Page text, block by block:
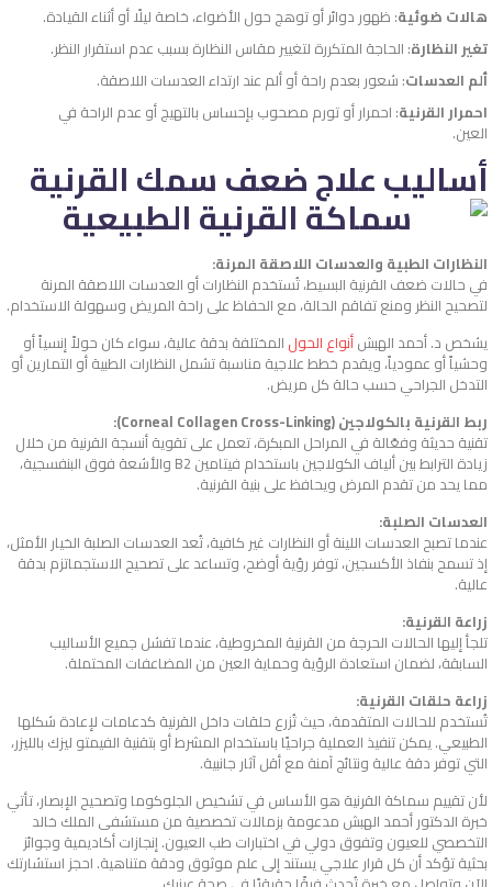
هالات ضوئية: ظهور دوائر أو توهج حول الأضواء، خاصة ليلًا أو أثناء القيادة.
تغير النظارة: الحاجة المتكررة لتغيير مقاس النظارة بسبب عدم استقرار النظر.
ألم العدسات: شعور بعدم راحة أو ألم عند ارتداء العدسات اللاصقة.
احمرار القرنية: احمرار أو تورم مصحوب بإحساس بالتهيج أو عدم الراحة في
العين.
أساليب علاج ضعف سمك القرنية
النظارات الطبية والعدسات اللاصقة المرنة:
في حالات ضعف القرنية البسيط، تُستخدم النظارات أو العدسات اللاصقة المرنة
لتصحيح النظر ومنع تفاقم الحالة، مع الحفاظ على راحة المريض وسهولة الاستخدام.
يشخص د. أحمد الهبشأنواع الحول المختلفة بدقة عالية، سواء كان حولاً إنسياً أو
وحشياً أو عمودياً، ويقدم خطط علاجية مناسبة تشمل النظارات الطبية أو التمارين أو
التدخل الجراحي حسب حالة كل مريض.
ربط القرنية بالكولاجين (Corneal Collagen Cross-Linking):
تقنية حديثة وفعّالة في المراحل المبكرة، تعمل على تقوية أنسجة القرنية من خلال
زيادة الترابط بين ألياف الكولاجين باستخدام فيتامين B2 والأشعة فوق البنفسجية،
مما يحد من تقدم المرض ويحافظ على بنية القرنية.
العدسات الصلبة:
عندما تصبح العدسات اللينة أو النظارات غير كافية، تُعد العدسات الصلبة الخيار الأمثل،
إذ تسمح بنفاذ الأكسجين، توفر رؤية أوضح، وتساعد على تصحيح الاستجماتزم بدقة
عالية.
زراعة القرنية:
تلجأ إليها الحالات الحرجة من القرنية المخروطية، عندما تفشل جميع الأساليب
السابقة، لضمان استعادة الرؤية وحماية العين من المضاعفات المحتملة.
زراعة حلقات القرنية:
تُستخدم للحالات المتقدمة، حيث تُزرع حلقات داخل القرنية كدعامات لإعادة شكلها
الطبيعي. يمكن تنفيذ العملية جراحيًا باستخدام المشرط أو بتقنية الفيمتو ليزك بالليزر،
التي توفر دقة عالية ونتائج آمنة مع أقل آثار جانبية.
لأن تقييم سماكة القرنية هو الأساس في تشخيص الجلوكوما وتصحيح الإبصار، تأتي
خبرة الدكتور أحمد الهبش مدعومة بزمالات تخصصية من مستشفى الملك خالد
التخصصي للعيون وتفوق دولي في اختبارات طب العيون. إنجازات أكاديمية وجوائز
بحثية تؤكد أن كل قرار علاجي يستند إلى علم موثوق ودقة متناهية. احجز استشارتك